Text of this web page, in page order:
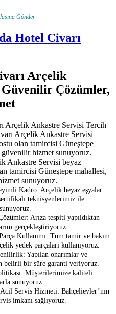
Gönder
Hotel Civarı
Arçelik
Çözümler,
Arçelik Ankastre Servisi Tercih
Arçelik Ankastre Servisi
olan tamircisi Güneştepe
hizmet sunuyoruz.
Ankastre Servisi beyaz
tamircisi Güneştepe mahallesi,
sunuyoruz.
Kadro: Arçelik beyaz eşyalar
teknisyenlerimiz ile
Arıza tespiti yapıldıktan
gerçekleştiriyoruz.
Kullanımı: Tüm tamir ve bakım
yedek parçaları kullanıyoruz.
Yapılan onarımlar ve
belirli bir süre garanti veriyoruz.
Müşterilerimize kaliteli
sunuyoruz.
Servis Hizmeti: Bahçelievler’nın
imkanı sağlıyoruz.